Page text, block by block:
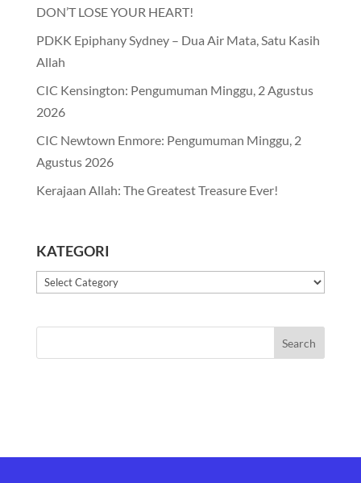
DON’T LOSE YOUR HEART!
PDKK Epiphany Sydney – Dua Air Mata, Satu Kasih
Allah
CIC Kensington: Pengumuman Minggu, 2 Agustus
2026
CIC Newtown Enmore: Pengumuman Minggu, 2
Agustus 2026
Kerajaan Allah: The Greatest Treasure Ever!
KATEGORI
Kategori